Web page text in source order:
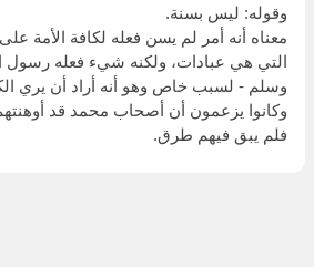
وقوله: ليس بسنة.
معناه أنه أمر لم يسن فعله لكافة الأمة
التي هي عبادات، ولكنه شيء فعله رسول
وسلم - لسبب خاص وهو أنه أراد أن يري
وكانوا يزعمون أن أصحاب محمد قد
فلم يبق فيهم طرق.